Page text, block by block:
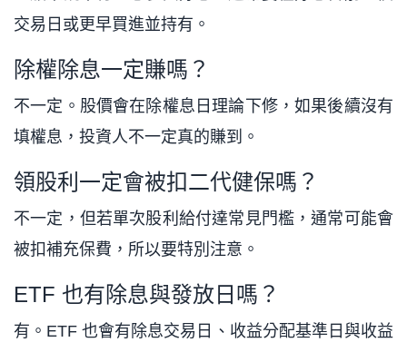
交易日或更早買進並持有。
除權除息一定賺嗎？
不一定。股價會在除權息日理論下修，如果後續沒有
填權息，投資人不一定真的賺到。
領股利一定會被扣二代健保嗎？
不一定，但若單次股利給付達常見門檻，通常可能會
被扣補充保費，所以要特別注意。
ETF 也有除息與發放日嗎？
有。ETF 也會有除息交易日、收益分配基準日與收益